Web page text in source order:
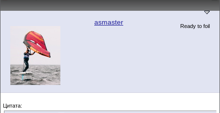
asmaster Ready to foil
Цитата: